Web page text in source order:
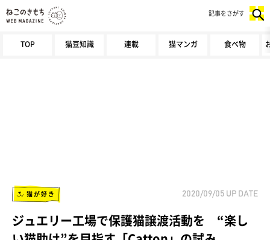
TOP 猫豆知識 連載 猫マンガ 食べ物
記事をさがす
猫が好き 2020/09/05 UP DATE
ジュエリー工場で保護猫譲渡活動を “楽し